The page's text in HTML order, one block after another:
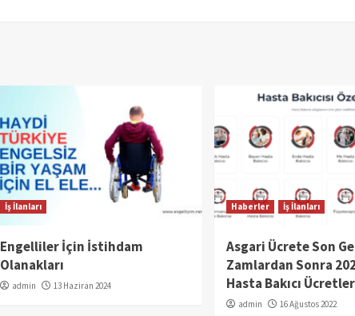
İş İlanları
Engelliler İçin İstihdam
Olanakları
admin 13 Haziran 2024
Haberler İş İlanları
Asgari Ücrete Son
Zamlardan Sonra
Hasta Bakıcı
admin 16 Ağustos 2022